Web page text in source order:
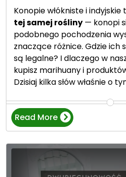
n
i
a
c
h
j
e
s
t
s
t
o
Konopie włókniste i indyjskie
tej samej rośliny — konopi
podobnego pochodzenia
znaczące różnice. Gdzie ich
są legalne? I dlaczego w
kupisz marihuany i
Dzisiaj kilka słów właśnie o
Read More
“
M
a